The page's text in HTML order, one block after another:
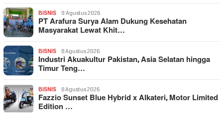
BISNIS 9 Agustus 2026
PT Arafura Surya Alam Dukung Kesehatan
Masyarakat Lewat Khit…
BISNIS 8 Agustus 2026
Industri Akuakultur Pakistan, Asia Selatan hingga
Timur Teng…
BISNIS 8 Agustus 2026
Fazzio Sunset Blue Hybrid x Alkateri, Motor Limited
Edition …